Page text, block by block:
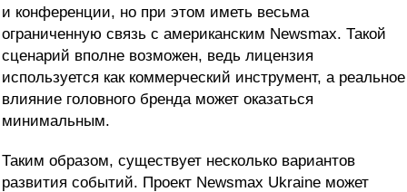
и конференции, но при этом иметь весьма
ограниченную связь с американским Newsmax. Такой
сценарий вполне возможен, ведь лицензия
используется как коммерческий инструмент, а реальное
влияние головного бренда может оказаться
минимальным.
Таким образом, существует несколько вариантов
развития событий. Проект Newsmax Ukraine может